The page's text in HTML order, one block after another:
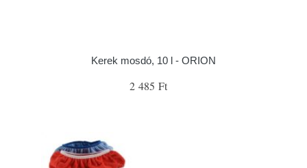
Kerek mosdó, 10 l - ORION
2 485 Ft